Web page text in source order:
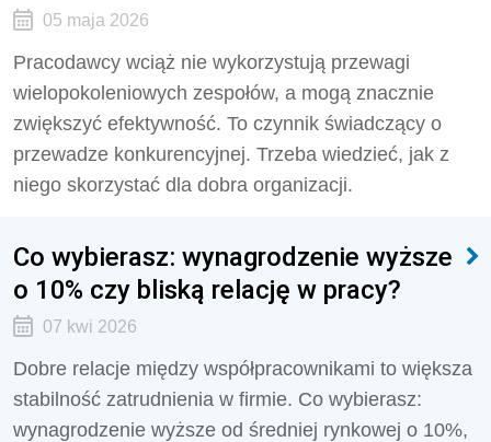
05 maja 2026
Pracodawcy wciąż nie wykorzystują przewagi
wielopokoleniowych zespołów, a mogą znacznie
zwiększyć efektywność. To czynnik świadczący o
przewadze konkurencyjnej. Trzeba wiedzieć, jak z
niego skorzystać dla dobra organizacji.
Co wybierasz: wynagrodzenie wyższe
o 10% czy bliską relację w pracy?
07 kwi 2026
Dobre relacje między współpracownikami to większa
stabilność zatrudnienia w firmie. Co wybierasz:
wynagrodzenie wyższe od średniej rynkowej o 10%,